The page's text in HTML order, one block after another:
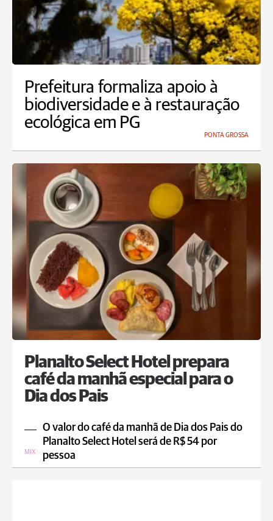
Prefeitura formaliza apoio à
biodiversidade e à restauração
ecológica em PG
PONTA GROSSA
Planalto Select Hotel prepara
café da manhã especial para o
Dia dos Pais
O valor do café da manhã de Dia dos Pais do
Planalto Select Hotel será de R$ 54 por
pessoa
MIX